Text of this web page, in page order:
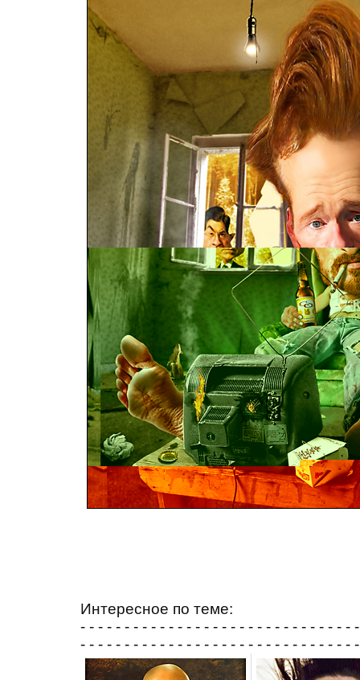
Интересное по теме:
- - - - - - - - - - - - - - - - - - - - - - - - - - - - - - -
- - - - - - - - - - - - - - - - - - - - - - - - - - - - - - -